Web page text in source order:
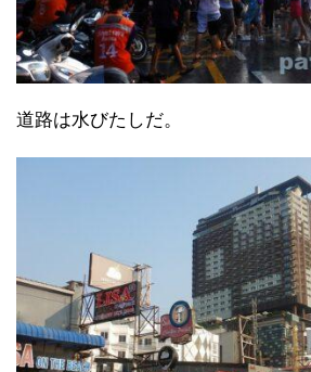
道路は水びたしだ。